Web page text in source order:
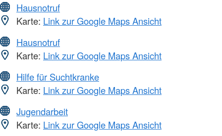
Hausnotruf
Karte: Link zur Google Maps Ansicht
Hausnotruf
Karte: Link zur Google Maps Ansicht
Hilfe für Suchtkranke
Karte: Link zur Google Maps Ansicht
Jugendarbeit
Karte: Link zur Google Maps Ansicht